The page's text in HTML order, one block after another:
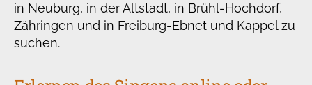
in Neuburg, in der Altstadt, in Brühl-Hochdorf,
Zähringen und in Freiburg-Ebnet und Kappel zu
suchen.